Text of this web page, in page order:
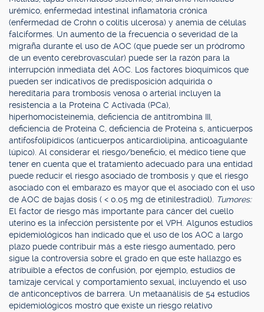
urémico, enfermedad intestinal inflamatoria crónica
(enfermedad de Crohn o colitis ulcerosa) y anemia de células
falciformes. Un aumento de la frecuencia o severidad de la
migraña durante el uso de AOC (que puede ser un pródromo
de un evento cerebrovascular) puede ser la razón para la
interrupción inmediata del AOC. Los factores bioquímicos que
pueden ser indicativos de predisposición adquirida o
hereditaria para trombosis venosa o arterial incluyen la
resistencia a la Proteína C Activada (PCa),
hiperhomocisteinemia, deficiencia de antitrombina III,
deficiencia de Proteína C, deficiencia de Proteína s, anticuerpos
antifosfolipídicos (anticuerpos anticardiolipina, anticoagulante
lúpico). Al considerar el riesgo/beneficio, el médico tiene que
tener en cuenta que el tratamiento adecuado para una entidad
puede reducir el riesgo asociado de trombosis y que el riesgo
asociado con el embarazo es mayor que el asociado con el uso
de AOC de bajas dosis ( < 0.05 mg de etinilestradiol). Tumores:
El factor de riesgo más importante para cáncer del cuello
uterino es la infección persistente por el VPH. Algunos estudios
epidemiológicos han indicado que el uso de los AOC a largo
plazo puede contribuir más a este riesgo aumentado, pero
sigue la controversia sobre el grado en que este hallazgo es
atribuible a efectos de confusión, por ejemplo, estudios de
tamizaje cervical y comportamiento sexual, incluyendo el uso
de anticonceptivos de barrera. Un metaanálisis de 54 estudios
epidemiológicos mostró que existe un riesgo relativo